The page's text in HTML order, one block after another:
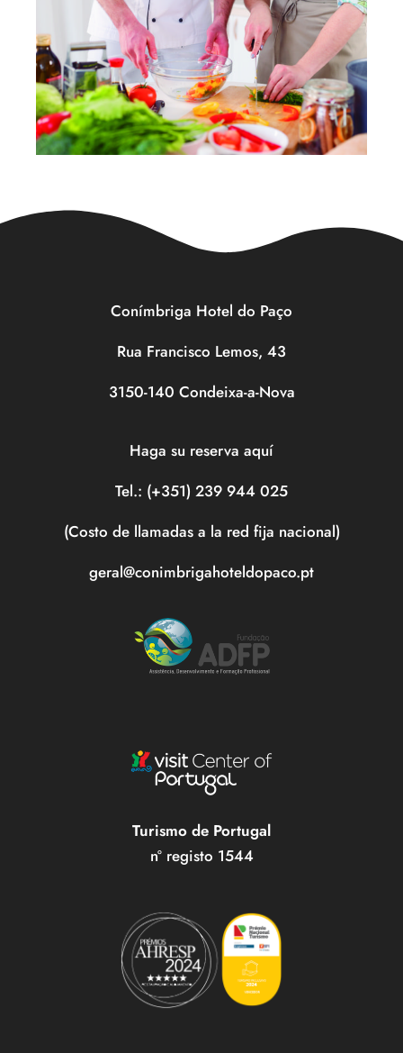
Conímbriga Hotel do Paço
Rua Francisco Lemos, 43
3150-140 Condeixa-a-Nova
Haga su reserva aquí
Tel.: (+351) 239 944 025
(Costo de llamadas a la red fija nacional)
geral@conimbrigahoteldopaco.pt
Turismo de Portugal
nº registo 1544